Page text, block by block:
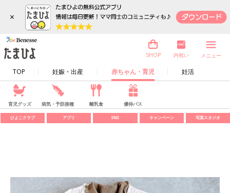
×
TOP 妊娠・出産 赤ちゃん・育児 妊活
SHOP 内祝い メニュー
育児グッズ 病気・予防接種 離乳食 優待パス
ひよこクラブ アプリ SNS キャンペーン 写真スタジオ